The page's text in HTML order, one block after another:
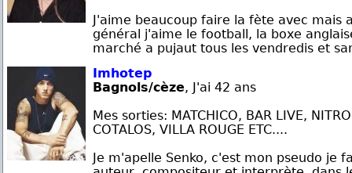
J'aime beaucoup faire la fète avec mais
général j'aime le football, la boxe
marché a pujaut tous les vendredis et
Imhotep
Bagnols/cèze, J'ai 42 ans
Mes sorties: MATCHICO, BAR LIVE,
COTALOS, VILLA ROUGE ETC....
Je m'apelle Senko, c'est mon pseudo je